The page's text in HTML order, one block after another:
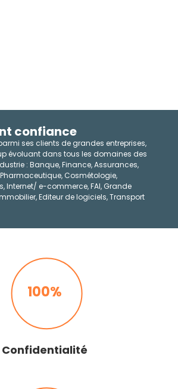
confiance
ses clients de grandes entreprises,
évoluant dans tous les domaines des
: Banque, Finance, Assurances,
Cosmétologie,
Internet/ e-commerce, FAI, Grande
Editeur de logiciels, Transport
100%
Confidentialité